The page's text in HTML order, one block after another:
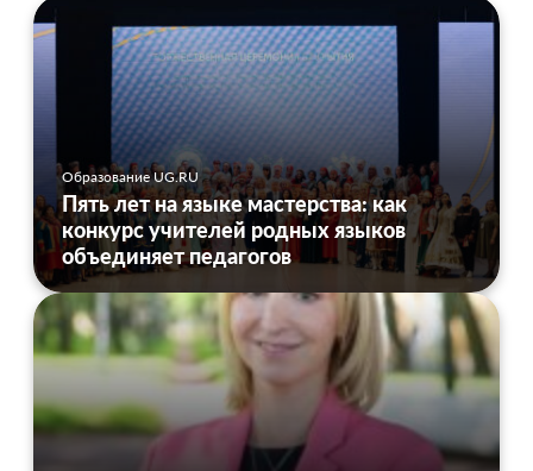
Образование UG.RU
Пять лет на языке мастерства: как
конкурс учителей родных языков
объединяет педагогов